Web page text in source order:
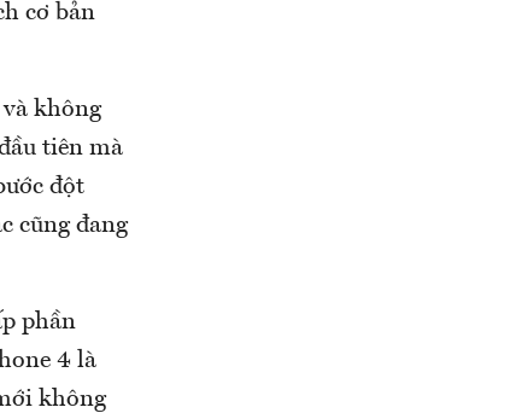
cơ bản
không
tiên mà
đột
cũng đang
phần
4 là
không